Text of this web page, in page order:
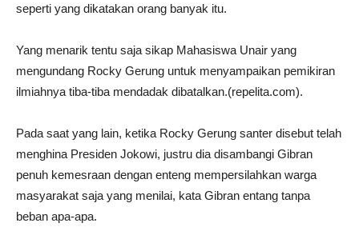
seperti yang dikatakan orang banyak itu.
Yang menarik tentu saja sikap Mahasiswa Unair yang
mengundang Rocky Gerung untuk menyampaikan pemikiran
ilmiahnya tiba-tiba mendadak dibatalkan.(repelita.com).
Pada saat yang lain, ketika Rocky Gerung santer disebut telah
menghina Presiden Jokowi, justru dia disambangi Gibran
penuh kemesraan dengan enteng mempersilahkan warga
masyarakat saja yang menilai, kata Gibran entang tanpa
beban apa-apa.